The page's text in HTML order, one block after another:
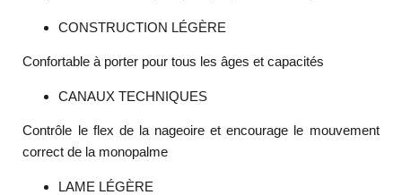
CONSTRUCTION LÉGÈRE
Confortable à porter pour tous les âges et capacités
CANAUX TECHNIQUES
Contrôle le flex de la nageoire et encourage le mouvement
correct de la monopalme
LAME LÉGÈRE